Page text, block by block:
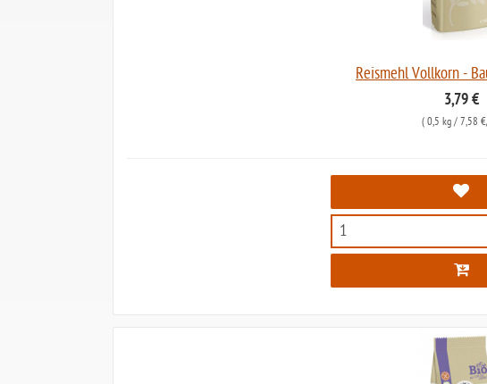
Reismehl Vollkorn -
3,79 €
( 0,5 kg/ 7,58